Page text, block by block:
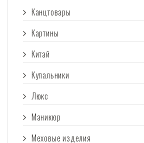
Канцтовары
Картины
Китай
Купальники
Люкс
Маникюр
Меховые изделия